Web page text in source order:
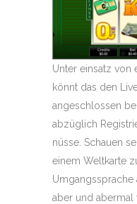
Unter einsatz von
könnt das den
angeschlossen
abzüglich
nüsse. Schauen
einem Weltkarte
aber und abermal